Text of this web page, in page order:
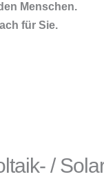
Menschen.
für Sie.
/